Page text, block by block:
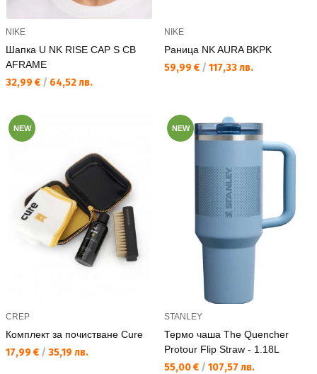
NIKE
Шапка U NK RISE CAP S CB
AFRAME
Текуща цена:
32,99 € / 64,52 лв.
NIKE
Раница NK AURA BKPK
Текуща цена:
59,99 € / 117,33 лв.
NEW
CREP
Комплект за почистване Cure
Текуща цена:
17,99 € / 35,19 лв.
NEW
STANLEY
Термо чаша The Quencher
Protour Flip Straw - 1.18L
Текуща цена:
55,00 € / 107,57 лв.